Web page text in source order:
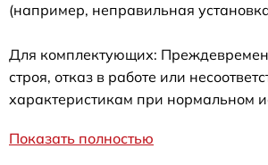
(например, неправильная
Для комплектующих:
строя, отказ в работе или
характеристикам при нормальном
Показать полностью